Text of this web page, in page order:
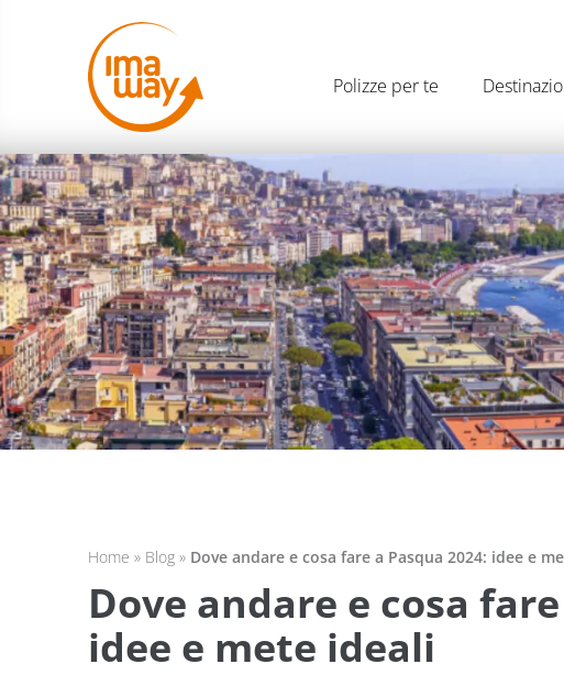
Polizze per te
Home » Blog » Dove andare e cosa fare a Pasqua 2024: idee e
Dove andare e cosa
idee e mete ideali